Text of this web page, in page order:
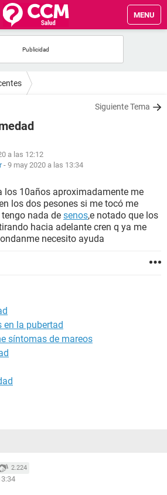
MENU
Siguiente Tema
a las 12:12
- 9 may 2020 a las 13:34
los 10años aproximadamente me
los dos pesones si me tocó me
nada de senos,e notado que los
hacia adelante cren q ya me
necesito ayuda
en la pubertad
síntomas de mareos
2.224